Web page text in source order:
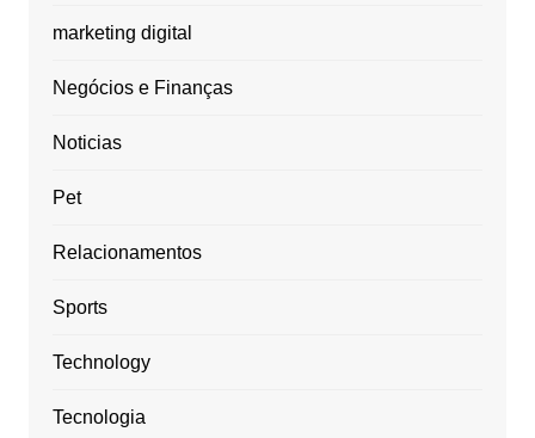
marketing digital
Negócios e Finanças
Noticias
Pet
Relacionamentos
Sports
Technology
Tecnologia